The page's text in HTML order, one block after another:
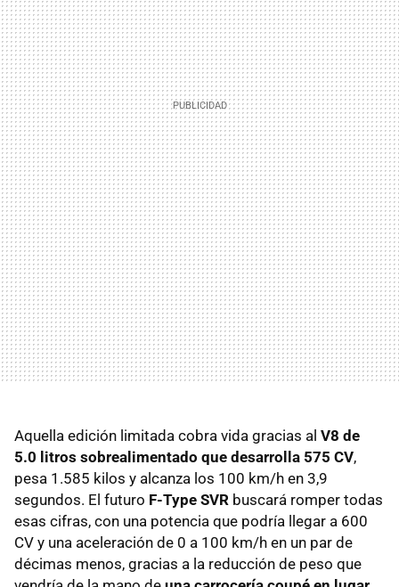
Aquella edición limitada cobra vida gracias al V8 de
5.0 litros sobrealimentado que desarrolla 575 CV,
pesa 1.585 kilos y alcanza los 100 km/h en 3,9
segundos. El futuro F-Type SVR buscará romper todas
esas cifras, con una potencia que podría llegar a 600
CV y una aceleración de 0 a 100 km/h en un par de
décimas menos, gracias a la reducción de peso que